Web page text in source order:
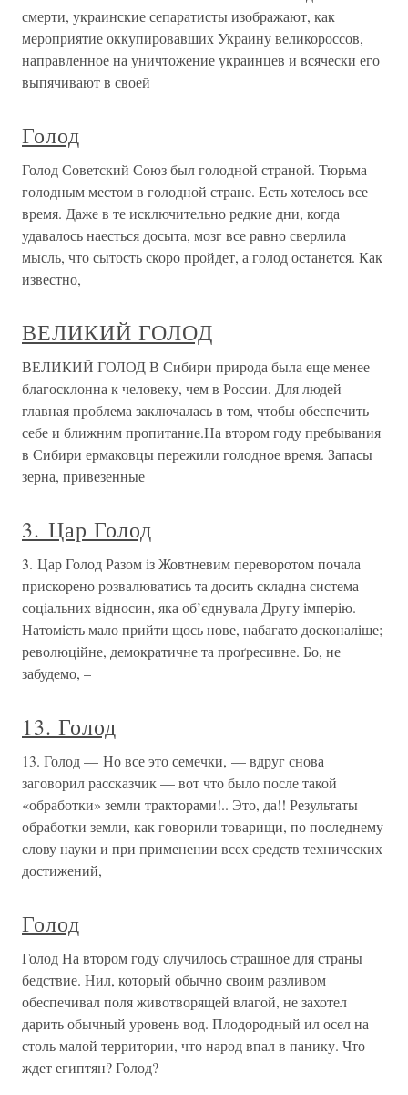
смерти, украинские сепаратисты изображают, как
мероприятие оккупировавших Украину великороссов,
направленное на уничтожение украинцев и всячески его
выпячивают в своей
Голод
Голод Советский Союз был голодной страной. Тюрьма –
голодным местом в голодной стране. Есть хотелось все
время. Даже в те исключительно редкие дни, когда
удавалось наесться досыта, мозг все равно сверлила
мысль, что сытость скоро пройдет, а голод останется. Как
известно,
ВЕЛИКИЙ ГОЛОД
ВЕЛИКИЙ ГОЛОД В Сибири природа была еще менее
благосклонна к человеку, чем в России. Для людей
главная проблема заключалась в том, чтобы обеспечить
себе и ближним пропитание.На втором году пребывания
в Сибири ермаковцы пережили голодное время. Запасы
зерна, привезенные
3. Цар Голод
3. Цар Голод Разом із Жовтневим переворотом почала
прискорено розвалюватись та досить складна система
соціальних відносин, яка об’єднувала Другу імперію.
Натомість мало прийти щось нове, набагато досконаліше;
революційне, демократичне та проґресивне. Бо, не
забудемо, –
13. Голод
13. Голод — Но все это семечки, — вдруг снова
заговорил рассказчик — вот что было после такой
«обработки» земли тракторами!.. Это, да!! Результаты
обработки земли, как говорили товарищи, по последнему
слову науки и при применении всех средств технических
достижений,
Голод
Голод На втором году случилось страшное для страны
бедствие. Нил, который обычно своим разливом
обеспечивал поля животворящей влагой, не захотел
дарить обычный уровень вод. Плодородный ил осел на
столь малой территории, что народ впал в панику. Что
ждет египтян? Голод?